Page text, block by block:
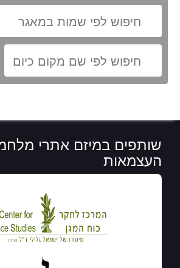
שותפים במיזם אתרי
העצמאות